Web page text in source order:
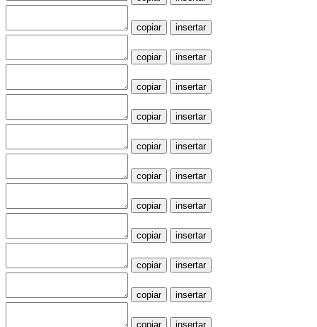
copiar insertar
copiar insertar
copiar insertar
copiar insertar
copiar insertar
copiar insertar
copiar insertar
copiar insertar
copiar insertar
copiar insertar
copiar insertar